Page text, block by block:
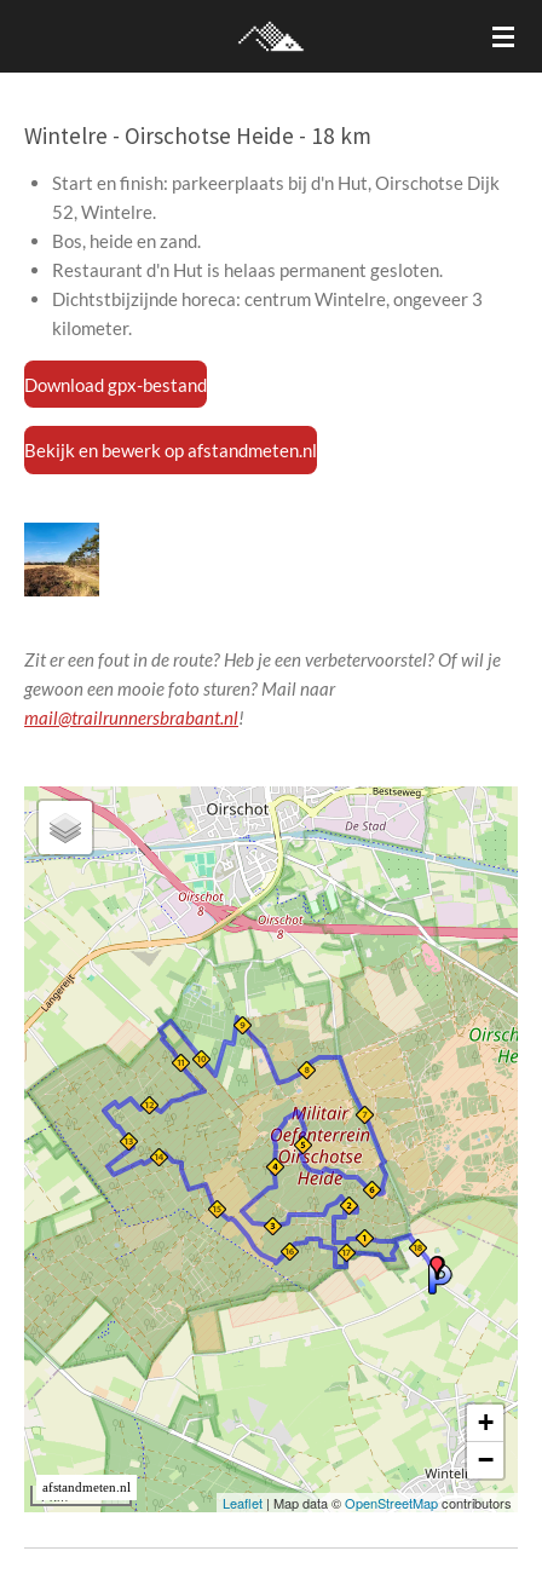
hoofdinhoud
Wintelre - Oirschotse Heide - 18 km
Start en finish: parkeerplaats bij d'n Hut, Oirschotse Dijk
52, Wintelre.
Bos, heide en zand.
Restaurant d'n Hut is helaas permanent gesloten.
Dichtstbijzijnde horeca: centrum Wintelre, ongeveer 3
kilometer.
Download gpx-bestand
Bekijk en bewerk op afstandmeten.nl
Zit er een fout in de route? Heb je een verbetervoorstel? Of wil je
gewoon een mooie foto sturen? Mail naar
mail@trailrunnersbrabant.nl!